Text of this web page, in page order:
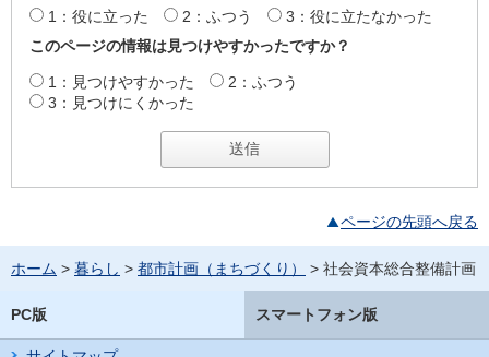
1：役に立った 2：ふつう
3：役に立たなかった
このページの情報は見つけやすかったですか？
1：見つけやすかった
2：ふつう
3：見つけにくかった
ページの先頭へ戻る
ホーム > 暮らし > 都市計画（まちづくり） > 社会資本総合整備計画
PC版 スマートフォン版